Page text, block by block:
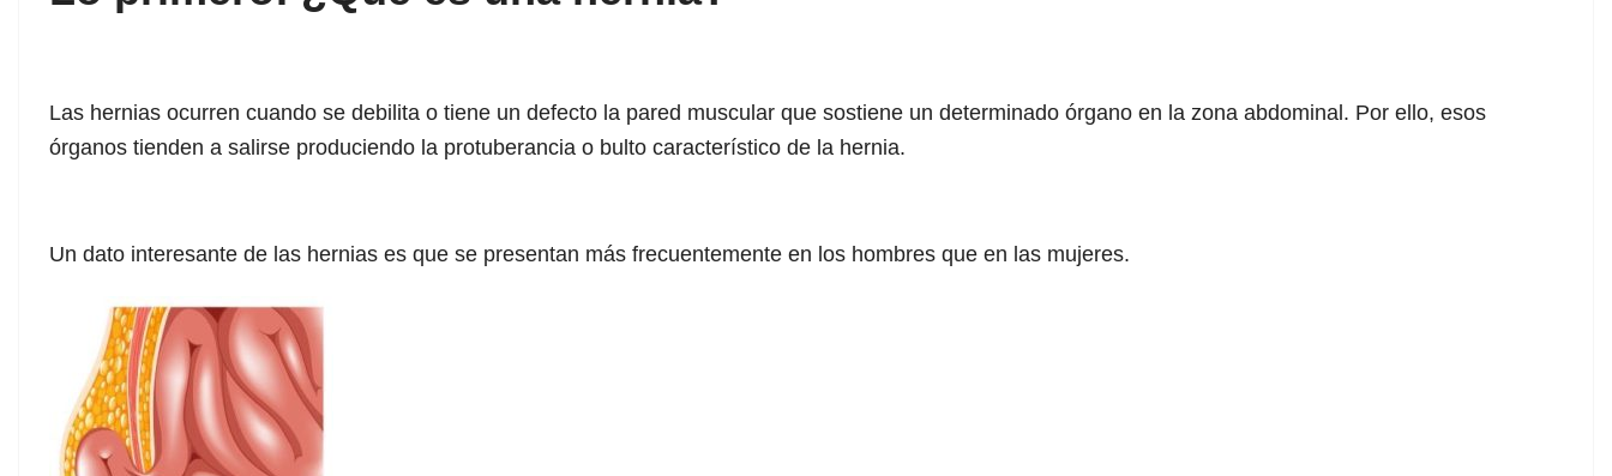
Las hernias ocurren cuando se debilita o tiene un defecto la pared muscular que sostiene un determinado órgano en la zona abdominal. Por ello, esos
órganos tienden a salirse produciendo la protuberancia o bulto característico de la hernia.
Un dato interesante de las hernias es que se presentan más frecuentemente en los hombres que en las mujeres.